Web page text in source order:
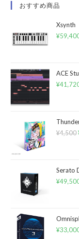
おすすめ商品
Xsynth
¥
ACE
¥
¥4,500
Serato
¥
¥